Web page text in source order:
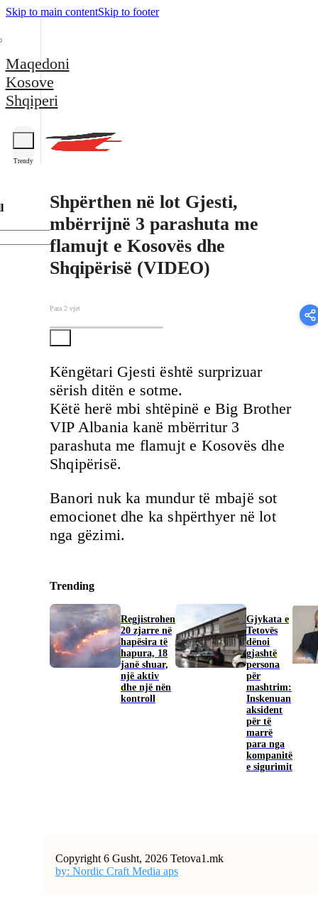
Skip to main contentSkip to footer
Maqedoni
Kosove
Shqiperi
Trendy
Shpërthen në lot Gjesti,
mbërrijnë 3 parashuta me
flamujt e Kosovës dhe
Shqipërisë (VIDEO)
Para 2 vjet
Këngëtari Gjesti është surprizuar
sërish ditën e sotme.
Këtë herë mbi shtëpinë e Big Brother
VIP Albania kanë mbërritur 3
parashuta me flamujt e Kosovës dhe
Shqipërisë.
Banori nuk ka mundur të mbajë sot
emocionet dhe ka shpërthyer në lot
nga gëzimi.
Trending
Regjistrohen
20 zjarre në
hapësira të
hapura, 18
janë shuar,
një aktiv
dhe një nën
kontroll
Gjykata e
Tetovës
dënoi
gjashtë
persona
për
mashtrim:
Inskenuan
aksident
për të
marrë
para nga
kompanitë
e sigurimit
Copyright 6 Gusht, 2026 Tetova1.mk
by: Nordic Craft Media aps